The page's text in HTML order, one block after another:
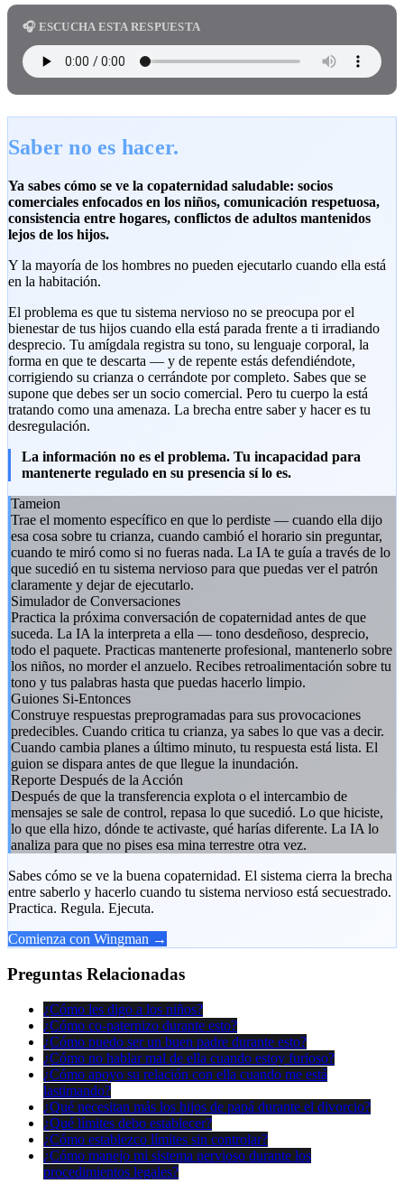
🎧 ESCUCHA ESTA RESPUESTA
Saber no es hacer.
Ya sabes cómo se ve la copaternidad saludable: socios
comerciales enfocados en los niños, comunicación respetuosa,
consistencia entre hogares, conflictos de adultos mantenidos
lejos de los hijos.
Y la mayoría de los hombres no pueden ejecutarlo cuando ella está
en la habitación.
El problema es que tu sistema nervioso no se preocupa por el
bienestar de tus hijos cuando ella está parada frente a ti irradiando
desprecio. Tu amígdala registra su tono, su lenguaje corporal, la
forma en que te descarta — y de repente estás defendiéndote,
corrigiendo su crianza o cerrándote por completo. Sabes que se
supone que debes ser un socio comercial. Pero tu cuerpo la está
tratando como una amenaza. La brecha entre saber y hacer es tu
desregulación.
La información no es el problema. Tu incapacidad para
mantenerte regulado en su presencia sí lo es.
Tameion
Trae el momento específico en que lo perdiste — cuando ella dijo
esa cosa sobre tu crianza, cuando cambió el horario sin preguntar,
cuando te miró como si no fueras nada. La IA te guía a través de lo
que sucedió en tu sistema nervioso para que puedas ver el patrón
claramente y dejar de ejecutarlo.
Simulador de Conversaciones
Practica la próxima conversación de copaternidad antes de que
suceda. La IA la interpreta a ella — tono desdeñoso, desprecio,
todo el paquete. Practicas mantenerte profesional, mantenerlo sobre
los niños, no morder el anzuelo. Recibes retroalimentación sobre tu
tono y tus palabras hasta que puedas hacerlo limpio.
Guiones Si-Entonces
Construye respuestas preprogramadas para sus provocaciones
predecibles. Cuando critica tu crianza, ya sabes lo que vas a decir.
Cuando cambia planes a último minuto, tu respuesta está lista. El
guion se dispara antes de que llegue la inundación.
Reporte Después de la Acción
Después de que la transferencia explota o el intercambio de
mensajes se sale de control, repasa lo que sucedió. Lo que hiciste,
lo que ella hizo, dónde te activaste, qué harías diferente. La IA lo
analiza para que no pises esa mina terrestre otra vez.
Sabes cómo se ve la buena copaternidad. El sistema cierra la brecha
entre saberlo y hacerlo cuando tu sistema nervioso está secuestrado.
Practica. Regula. Ejecuta.
Comienza con Wingman →
Preguntas Relacionadas
¿Cómo les digo a los niños?
¿Cómo co-paternizo durante esto?
¿Cómo puedo ser un buen padre durante esto?
¿Cómo no hablar mal de ella cuando estoy furioso?
¿Cómo apoyo su relación con ella cuando me está
lastimando?
¿Qué necesitan más los hijos de papá durante el divorcio?
¿Qué límites debo establecer?
¿Cómo establezco límites sin controlar?
¿Cómo manejo mi sistema nervioso durante los
procedimientos legales?